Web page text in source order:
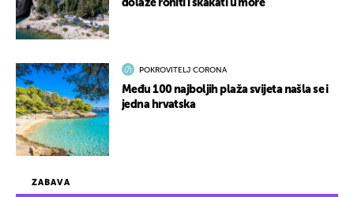
ZABAVA
dolaze roniti i skakati u more
POKROVITELJ CORONA
Među 100 najboljih plaža svijeta našla se i
jedna hrvatska